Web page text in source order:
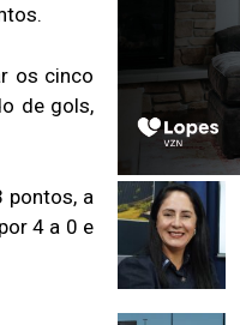
os cinco
de gols,
pontos, a
4 a 0 e